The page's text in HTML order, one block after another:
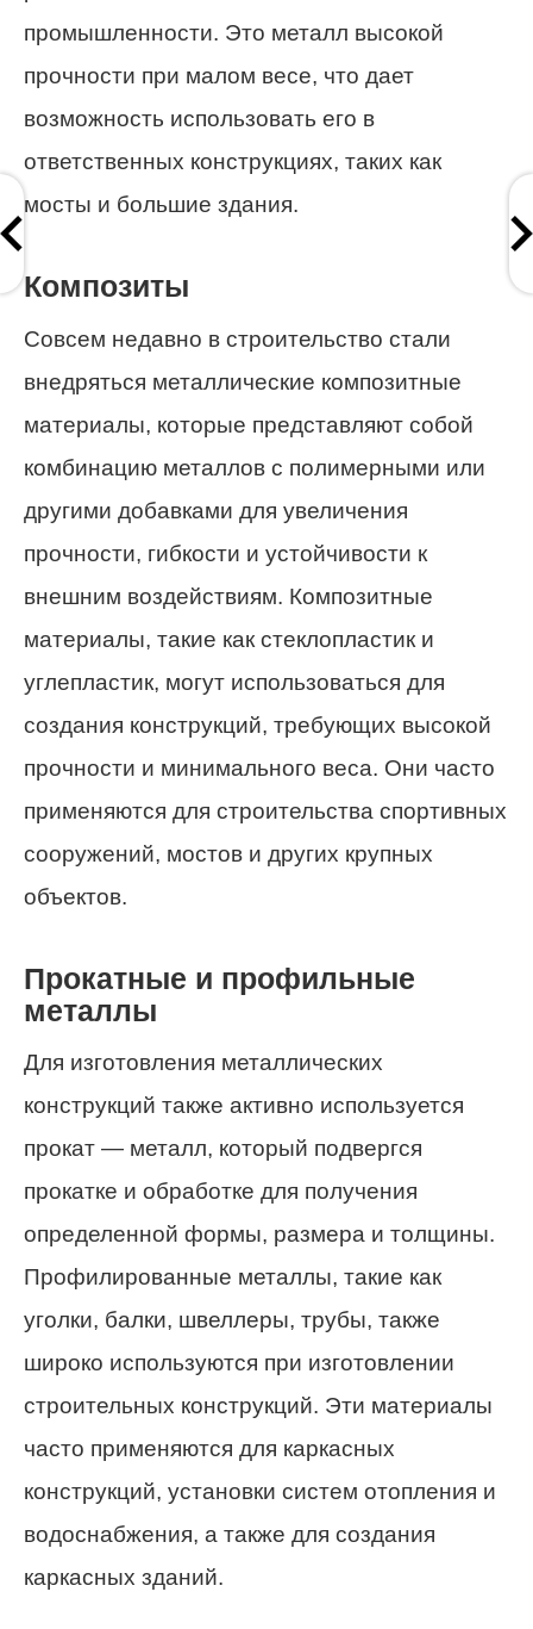
промышленности. Это металл высокой
прочности при малом весе, что дает
возможность использовать его в
ответственных конструкциях, таких как
мосты и большие здания.
Композиты
Совсем недавно в строительство стали
внедряться металлические композитные
материалы, которые представляют собой
комбинацию металлов с полимерными или
другими добавками для увеличения
прочности, гибкости и устойчивости к
внешним воздействиям. Композитные
материалы, такие как стеклопластик и
углепластик, могут использоваться для
создания конструкций, требующих высокой
прочности и минимального веса. Они часто
применяются для строительства спортивных
сооружений, мостов и других крупных
объектов.
Прокатные и профильные
металлы
Для изготовления металлических
конструкций также активно используется
прокат — металл, который подвергся
прокатке и обработке для получения
определенной формы, размера и толщины.
Профилированные металлы, такие как
уголки, балки, швеллеры, трубы, также
широко используются при изготовлении
строительных конструкций. Эти материалы
часто применяются для каркасных
конструкций, установки систем отопления и
водоснабжения, а также для создания
каркасных зданий.